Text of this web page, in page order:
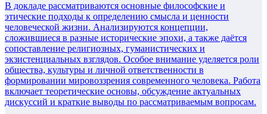
В докладе рассматриваются основные философские и
этические подходы к определению смысла и ценности
человеческой жизни. Анализируются концепции,
сложившиеся в разные исторические эпохи, а также даётся
сопоставление религиозных, гуманистических и
экзистенциальных взглядов. Особое внимание уделяется роли
общества, культуры и личной ответственности в
формировании мировоззрения современного человека. Работа
включает теоретические основы, обсуждение актуальных
дискуссий и краткие выводы по рассматриваемым вопросам.